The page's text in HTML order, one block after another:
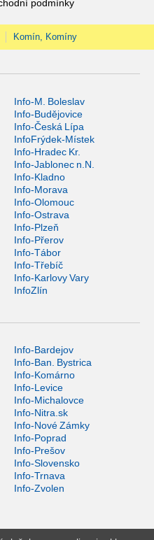
podmínky
Komín, Komíny
Info-M. Boleslav
Info-Budějovice
Info-Česká Lípa
InfoFrýdek-Místek
Info-Hradec Kr.
Info-Jablonec n.N.
Info-Kladno
Info-Morava
Info-Olomouc
Info-Ostrava
Info-Plzeň
Info-Přerov
Info-Tábor
Info-Třebíč
Info-Karlovy Vary
InfoZlín
Info-Bardejov
Info-Ban. Bystrica
Info-Komárno
Info-Levice
Info-Michalovce
Info-Nitra.sk
Info-Nové Zámky
Info-Poprad
Info-Prešov
Info-Slovensko
Info-Trnava
Info-Zvolen